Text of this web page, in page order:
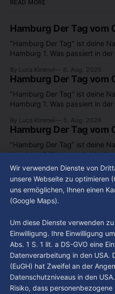
READ MORE
Hamburg Der Tag vom
“Hamburg Der Tag” ist deine
Hamburg 1. Was passiert in
in unserer Stadt an? Fragen,
um 18 Uhr beantwortet werden
By Luca Kimmel 6. Aug. 2026
Hamburg Der Tag vom
“Hamburg Der Tag” ist deine
Hamburg 1. Was passiert in
in unserer Stadt an? Fragen,
um 18 Uhr beantwortet werden
By Luca Kimmel 5. Aug. 2026
Hamburg Der Tag vom
“Hamburg Der Tag” ist deine
Hamburg 1. Was passiert in
beschäftigt die
in unserer Stadt an? Fragen,
um 18 Uhr beantwortet werden
By Luca Kimmel 4. Aug. 2026
Hamburg Der Tag
“Hamburg Der Tag” ist deine
Hamburg 1. Was passiert in der
in unserer Stadt an? Fragen,
um 18 Uhr beantwortet
By Luca Kimmel 3. Aug. 2026
Wir verwenden Dienste von
unsere Webseite zu optimieren
uns ermöglichen, Ihnen einen
(Google Maps).
Um diese Dienste verwenden
Einwilligung. Ihre Einwilligung
Abs. 1 S. 1 lit. a DS-GVO eine
Datenverarbeitung in den USA.
(EuGH) hat Zweifel an der
Datenschutzniveaus in den
Risiko, dass